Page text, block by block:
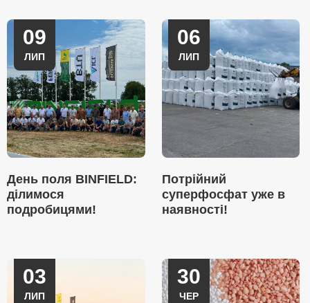
09
ЛИП
День поля BINFIELD:
ділимося
подробицями!
06
ЛИП
Потрійний
суперфосфат уже в
наявності!
03
ЛИП
30
ЧЕР